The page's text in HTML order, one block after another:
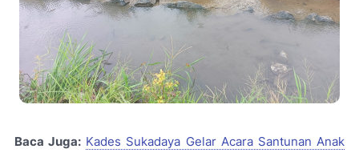
Baca Juga: Kades Sukadaya Gelar Acara Santunan Anak